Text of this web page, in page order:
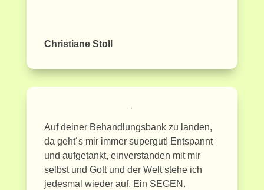
Christiane Stoll
Auf deiner Behandlungsbank zu landen,
da geht´s mir immer supergut! Entspannt
und aufgetankt, einverstanden mit mir
selbst und Gott und der Welt stehe ich
jedesmal wieder auf. Ein SEGEN.